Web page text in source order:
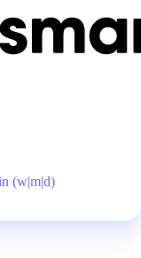
(w|m|d)